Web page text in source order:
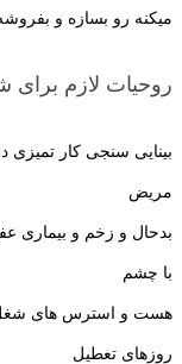
میکنه رو بسازه و
روحیات لازم برای
بینایی سنجی کار تمیزی
مریض
بدحال و زخم و بیماری
با چشم
هست و استرس های شغل
روزهای تعطیل